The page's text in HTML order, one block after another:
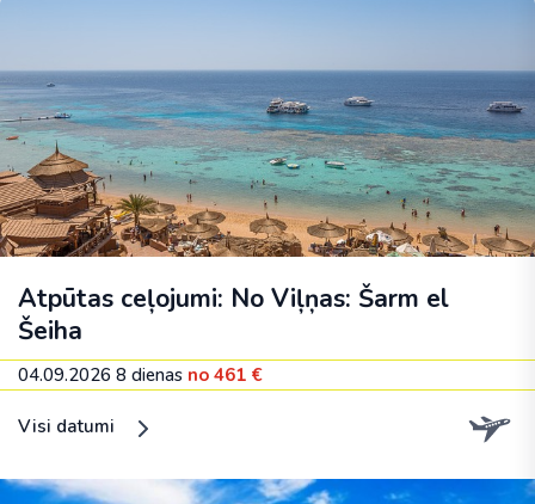
Atpūtas ceļojumi: No Viļņas: Šarm el
Šeiha
04.09.2026 8 dienas no 461 €
Visi datumi